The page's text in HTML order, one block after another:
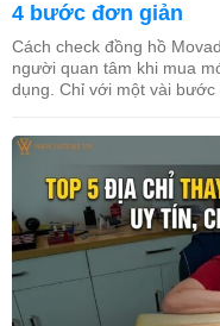
4 bước đơn giản
Cách check đồng hồ
người quan tâm khi mua
dụng. Chỉ với một vài bước
[…]